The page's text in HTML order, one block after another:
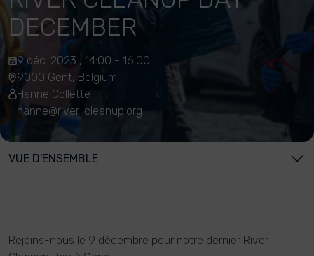
DECEMBER
9 déc. 2023 , 14:00 - 16:00
9000 Gent, Belgium
Hanne Collette
hanne@river-cleanup.org
VUE D'ENSEMBLE
Rejoins-nous le 9 décembre pour notre dernier River